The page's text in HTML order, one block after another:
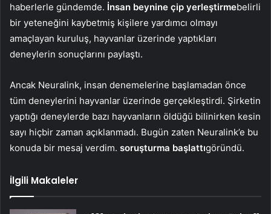
haberlerle gündemde. İnsan beynine çip yerleştirmebelirli
bir yeteneğini kaybetmiş kişilere yardımcı olmayı
amaçlayan kuruluş, hayvanlar üzerinde yaptıkları
deneylerin sonuçlarını paylaştı.
Ancak Neuralink, insan denemelerine başlamadan önce
tüm deneylerini hayvanlar üzerinde gerçekleştirdi. Şirketin
yaptığı deneylerde bazı hayvanların öldüğü bilinirken kesin
sayı hiçbir zaman açıklanmadı. Bugün zaten Neuralink’e bu
konuda bir mesaj verdim. soruşturma başlattıgöründü.
İlgili Makaleler